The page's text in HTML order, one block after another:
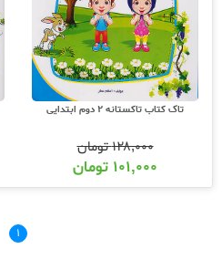
تاک کتاب تاکستانه 2 دوم ابتدایی
۱۲۸,۰۰۰تومان
۱۰۱,۰۰۰ تومان
۱